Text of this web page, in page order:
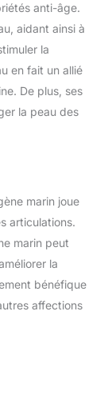
anti-âge.
aidant ainsi à
la
en fait un allié
De plus, ses
la peau des
marin joue
articulations.
marin peut
la
bénéfique
affections